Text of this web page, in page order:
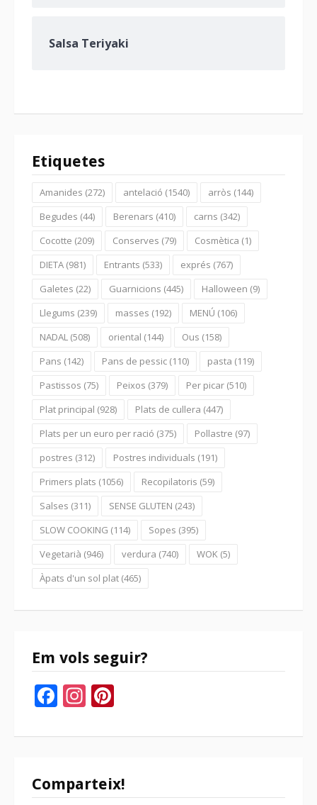
Salsa Teriyaki
Etiquetes
Amanides (272) antelació (1540) arròs (144)
Begudes (44) Berenars (410) carns (342)
Cocotte (209) Conserves (79) Cosmètica (1)
DIETA (981) Entrants (533) exprés (767)
Galetes (22) Guarnicions (445) Halloween (9)
Llegums (239) masses (192) MENÚ (106)
NADAL (508) oriental (144) Ous (158)
Pans (142) Pans de pessic (110) pasta (119)
Pastissos (75) Peixos (379) Per picar (510)
Plat principal (928) Plats de cullera (447)
Plats per un euro per ració (375) Pollastre (97)
postres (312) Postres individuals (191)
Primers plats (1056) Recopilatoris (59)
Salses (311) SENSE GLUTEN (243)
SLOW COOKING (114) Sopes (395)
Vegetarià (946) verdura (740) WOK (5)
Àpats d'un sol plat (465)
Em vols seguir?
Facebook
Instagram
Comparteix!